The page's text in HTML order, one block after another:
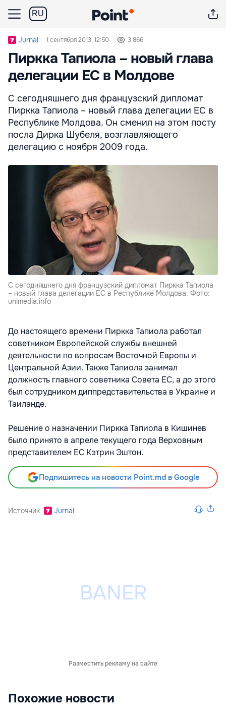
RU
Jurnal 1 сентября 2013, 12:50 3 866
Пиркка Тапиола – новый глава
делегации ЕС в Молдове
С сегодняшнего дня французский дипломат
Пиркка Тапиола – новый глава делегации ЕС в
Республике Молдова. Он сменил на этом посту
посла Дирка Шубеля, возглавляющего
делегацию с ноября 2009 года.
С сегодняшнего дня французский дипломат Пиркка Тапиола
– новый глава делегации ЕС в Республике Молдова. Фото:
unimedia.info
До настоящего времени Пиркка Тапиола работал
советником Европейской службы внешней
деятельности по вопросам Восточной Европы и
Центральной Азии. Также Тапиола занимал
должность главного советника Совета ЕС, а до этого
был сотрудником диппредставительства в Украине и
Таиланде.
Решение о назначении Пиркка Тапиола в Кишинев
было принято в апреле текущего года Верховным
представителем ЕС Кэтрин Эштон.
Подпишитесь на новости Point.md в Google
Источник Jurnal
Разместить рекламу на сайте
Похожие новости